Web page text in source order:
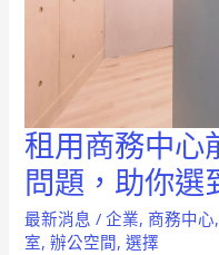
租用商務中心
問題，助你選
最新消息 /企業, 商務中心,
室,辦公空間,選擇
租
用
商
務